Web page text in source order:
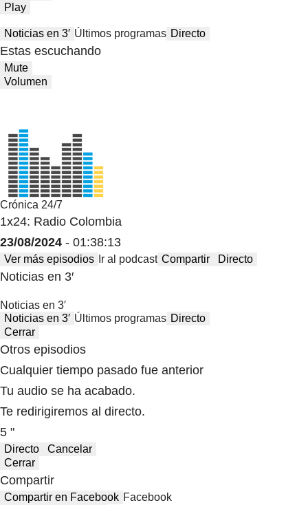
Play
Noticias en 3′ Últimos programas Directo
Estas escuchando
Mute
Volumen
Crónica 24/7
1x24: Radio Colombia
23/08/2024 - 01:38:13
Ver más episodios Ir al podcast Compartir Directo
Noticias en 3′
Noticias en 3′
Noticias en 3′ Últimos programas Directo
Cerrar
Otros episodios
Cualquier tiempo pasado fue anterior
Tu audio se ha acabado.
Te redirigiremos al directo.
5 "
Directo
Cancelar
Cerrar
Compartir
Compartir en Facebook Facebook